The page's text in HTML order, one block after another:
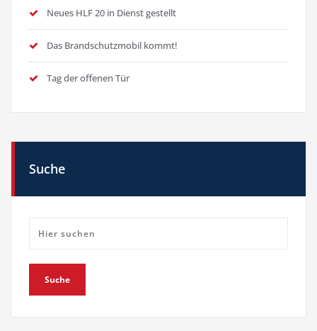
Neues HLF 20 in Dienst gestellt
Das Brandschutzmobil kommt!
Tag der offenen Tür
Suche